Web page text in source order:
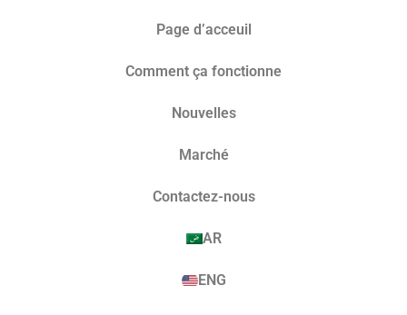
Page d’acceuil
Comment ça fonctionne
Nouvelles
Marché​
Contactez-nous
AR
ENG